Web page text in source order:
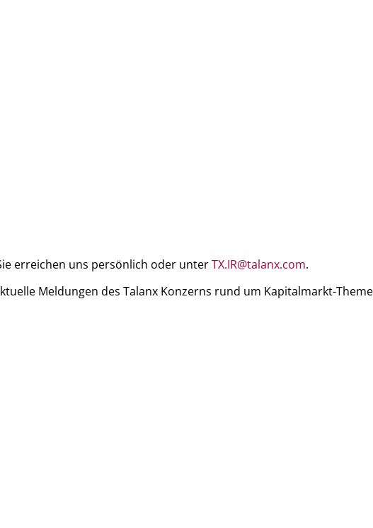
erreichen uns persönlich oder unterTX.IR@talanx.com.
Meldungen des Talanx Konzerns rund um Kapitalmarkt-